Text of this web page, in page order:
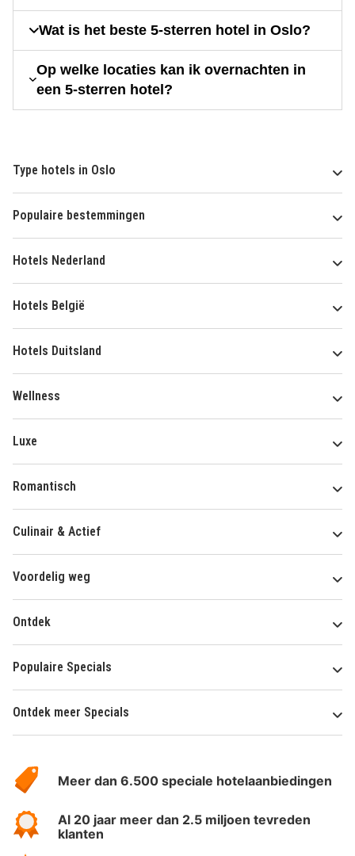
Wat is het beste 5-sterren hotel in Oslo?
Op welke locaties kan ik overnachten in
een 5-sterren hotel?
Type hotels in Oslo
Populaire bestemmingen
Hotels Nederland
Hotels België
Hotels Duitsland
Wellness
Luxe
Romantisch
Culinair & Actief
Voordelig weg
Ontdek
Populaire Specials
Ontdek meer Specials
HotelSpecials
Meer dan 6.500 speciale hotelaanbiedingen
Al 20 jaar meer dan 2.5 miljoen tevreden
klanten